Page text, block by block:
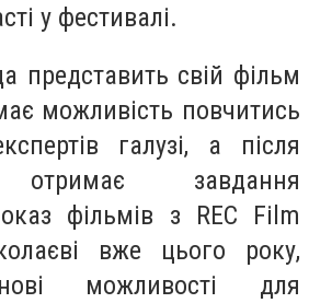
у фестивалі.
представить свій фільм
можливість повчитись
галузі, а після
отримає завдання
фільмів з REC Film
вже цього року,
можливості для